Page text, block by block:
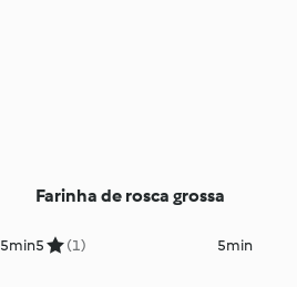
5min
Farinha de rosca grossa
5 (1) 5min